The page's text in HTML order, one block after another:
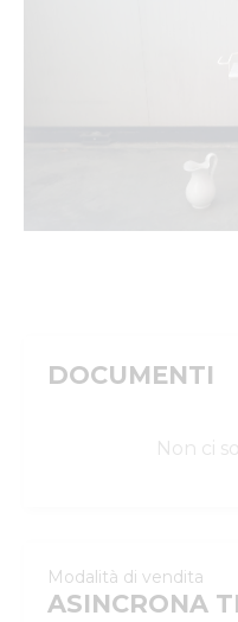
DOCUMENTI
Non ci
Modalità di vendita
ASINCRONA